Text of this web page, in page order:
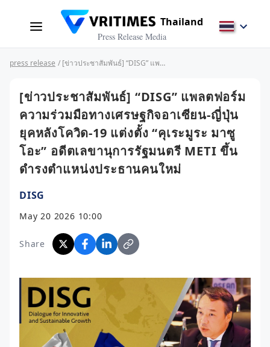
Thailand
Press Release Media
press release / [ข่าวประชาสัมพันธ์] “DISG” แพลตฟอร์มความร่วมมือทางเศรษฐกิจอาเซียน-ญี่ปุ่นยุคหลังโควิด-19 แต่งตั้ง “คุเระมูระ มาซูโอะ” อดีตเลขานุการรัฐมนตรี METI ขึ้นดำรงตำแหน่งประธานคนใหม่
[ข่าวประชาสัมพันธ์] “DISG” แพลตฟอร์ม
ความร่วมมือทางเศรษฐกิจอาเซียน-ญี่ปุ่น
ยุคหลังโควิด-19 แต่งตั้ง “คุเระมูระ มาซู
โอะ” อดีตเลขานุการรัฐมนตรี METI ขึ้น
ดำรงตำแหน่งประธานคนใหม่
DISG
May 20 2026 10:00
Share